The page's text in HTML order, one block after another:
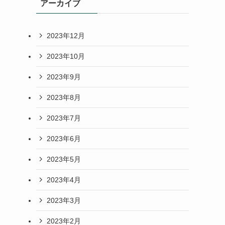
アーカイブ
2023年12月
2023年10月
2023年9月
2023年8月
2023年7月
2023年6月
2023年5月
2023年4月
2023年3月
2023年2月